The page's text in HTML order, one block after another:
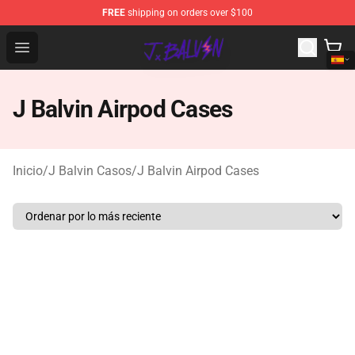
FREE shipping on orders over $100
Open menu
J Balvin Store - Official J Balvin Merchandise Shop
J Balvin Airpod Cases
Inicio/J Balvin Casos/J Balvin Airpod Cases